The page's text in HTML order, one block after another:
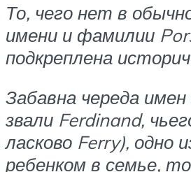
То, чего нет в
имени и фамилии
подкреплена
Забавна череда
звали Ferdinand,
ласково Ferry), одно
ребенком в семье,